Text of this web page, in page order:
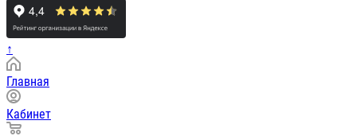
↑
Главная
Кабинет